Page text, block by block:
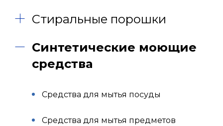
Стиральные порошки
Синтетические моющие
средства
Средства для мытья посуды
Средства для мытья предметов